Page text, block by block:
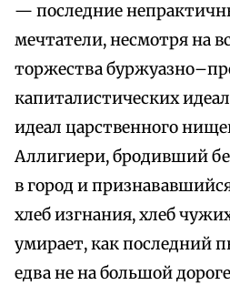
— последние
мечтатели, несмотря на
торжества
капиталистических
идеал царственного
Аллигиери, бродивший
в город и
хлеб изгнания, хлеб
умирает, как последний
едва не на большой